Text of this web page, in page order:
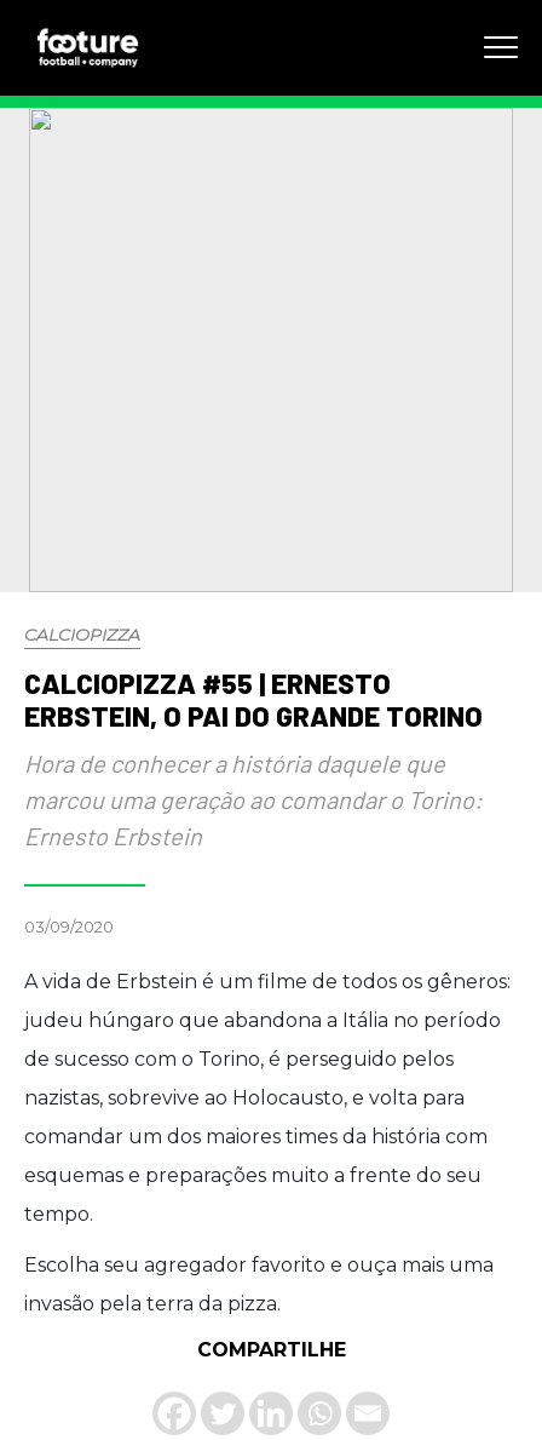
CALCIOPIZZA
CALCIOPIZZA #55 | ERNESTO
ERBSTEIN, O PAI DO GRANDE TORINO
Hora de conhecer a história daquele que
marcou uma geração ao comandar o Torino:
Ernesto Erbstein
03/09/2020
A vida de Erbstein é um filme de todos os gêneros:
judeu húngaro que abandona a Itália no período
de sucesso com o Torino, é perseguido pelos
nazistas, sobrevive ao Holocausto, e volta para
comandar um dos maiores times da história com
esquemas e preparações muito a frente do seu
tempo.
Escolha seu agregador favorito e ouça mais uma
invasão pela terra da pizza.
COMPARTILHE